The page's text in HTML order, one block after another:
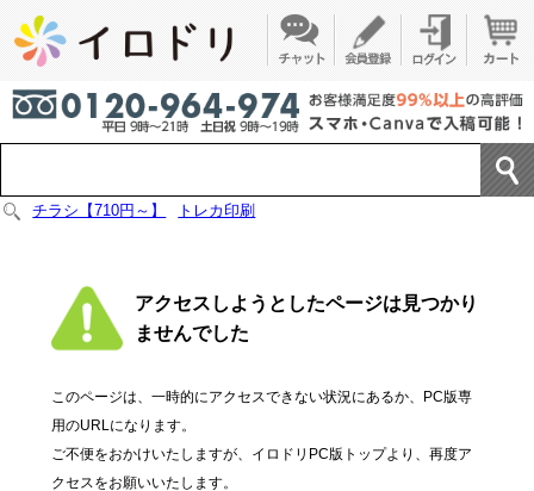
チラシ【710円～】 トレカ印刷
アクセスしようとしたページは見つかり
ませんでした
このページは、一時的にアクセスできない状況にあるか、PC版専
用のURLになります。
ご不便をおかけいたしますが、イロドリPC版トップより、再度ア
クセスをお願いいたします。